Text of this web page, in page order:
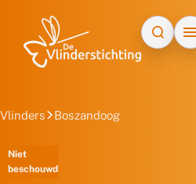
Vlinders Boszandoog
Niet
beschouwd